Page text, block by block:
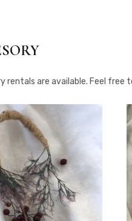
rentals are available. Feel free